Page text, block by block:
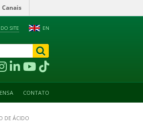
Canais
EN
SITE
CONTATO
DE ÁCIDO